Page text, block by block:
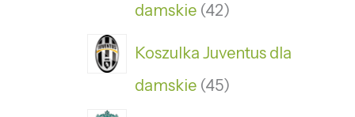
damskie 42
Koszulka Juventus dla
damskie 45